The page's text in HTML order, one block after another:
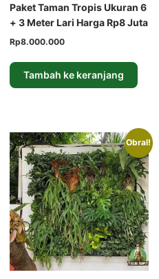
Paket Taman Tropis Ukuran 6
+ 3 Meter Lari Harga Rp8 Juta
Harga
adalah:
Rp12.000.000.
Rp8.000.000Harga
adalah:
Tambah ke keranjang
Obral!